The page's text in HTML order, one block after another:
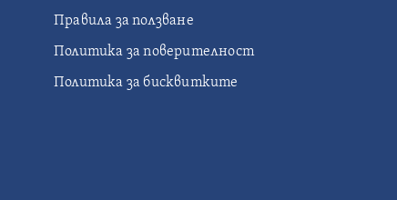
Правила за ползване
Политика за поверителност
Политика за бисквитките